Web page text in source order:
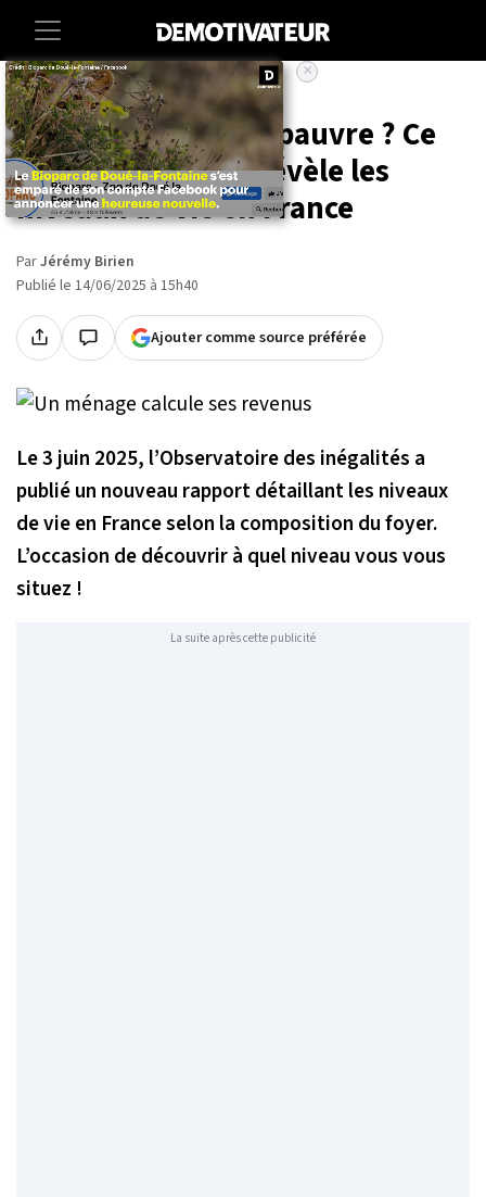
Accueil Societe Lifestyle
Êtes-vous riche ou pauvre ? Ce
nouveau rapport révèle les
niveaux de vie en France
ParJérémy Birien
Publié le 14/06/2025 à 15h40
Ajouter comme source préférée
Le 3 juin 2025, l’Observatoire des inégalités a
publié un nouveau rapport détaillant les niveaux
de vie en France selon la composition du foyer.
L’occasion de découvrir à quel niveau vous vous
situez !
La suite après cette publicité
×